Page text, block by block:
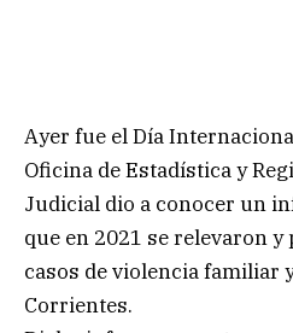
Ayer fue el Día
Oficina de Estadística y
Judicial dio a conocer un
que en 2021 se relevaron y
casos de violencia familiar
Corrientes.